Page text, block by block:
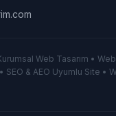
Web Tasarım •
& AEO Uyumlu Site •